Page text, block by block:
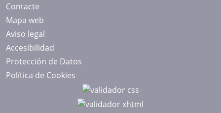
Contacte
Mapa web
Aviso legal
Accesibilidad
Protección de Datos
Política de Cookies